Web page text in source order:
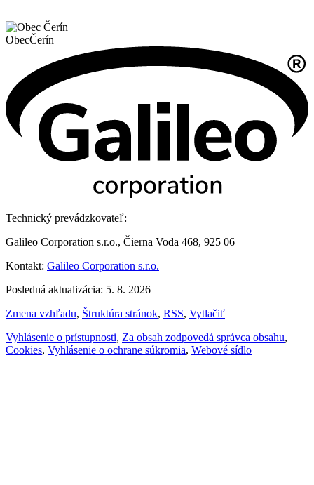
ObecČerín
Technický prevádzkovateľ:
Galileo Corporation s.r.o., Čierna Voda 468, 925 06
Kontakt: Galileo Corporation s.r.o.
Posledná aktualizácia: 5. 8. 2026
Zmena vzhľadu, Štruktúra stránok, RSS, Vytlačiť
Vyhlásenie o prístupnosti, Za obsah zodpovedá správca obsahu,
Cookies, Vyhlásenie o ochrane súkromia, Webové sídlo